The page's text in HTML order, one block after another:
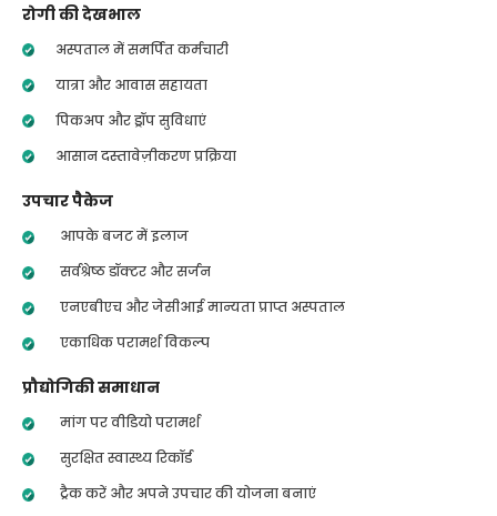
रोगी की देखभाल
अस्पताल में समर्पित कर्मचारी
यात्रा और आवास सहायता
पिकअप और ड्रॉप सुविधाएं
आसान दस्तावेज़ीकरण प्रक्रिया
उपचार पैकेज
आपके बजट में इलाज
सर्वश्रेष्ठ डॉक्टर और सर्जन
एनएबीएच और जेसीआई मान्यता प्राप्त अस्पताल
एकाधिक परामर्श विकल्प
प्रौद्योगिकी समाधान
मांग पर वीडियो परामर्श
सुरक्षित स्वास्थ्य रिकॉर्ड
ट्रैक करें और अपने उपचार की योजना बनाएं